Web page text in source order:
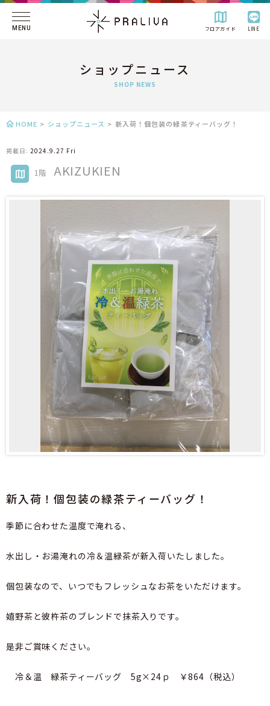
MENU フロアガイド LINE
ショップニュース
SHOP NEWS
HOME > ショップニュース > 新入荷！個包装の緑茶ティーバッグ！
掲載日: 2024.9.27 Fri
1階 AKIZUKIEN
新入荷！個包装の緑茶ティーバッグ！
季節に合わせた温度で淹れる、
水出し・お湯淹れの冷＆温緑茶が新入荷いたしました。
個包装なので、いつでもフレッシュなお茶をいただけます。
嬉野茶と彼杵茶のブレンドで抹茶入りです。
是非ご賞味ください。
冷＆温 緑茶ティーバッグ 5g×24ｐ ￥864（税込）